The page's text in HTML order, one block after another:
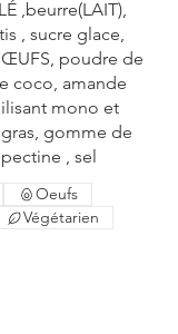
,beurre(LAIT),
, sucre glace,
poudre de
coco, amande
mono et
gomme de
Oeufs
Végétarien